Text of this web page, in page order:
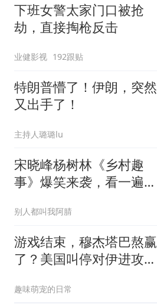
下班女警太家门口被抢
劫，直接掏枪反击
业健影视 192跟贴
特朗普懵了！伊朗，突然
又出手了！
主持人璐璐lu
宋晓峰杨树林《乡村趣
事》爆笑来袭，看一遍笑
别人都叫我阿腈
游戏结束，穆杰塔巴熬赢
了？美国叫停对伊进攻，
趣味萌宠的日常